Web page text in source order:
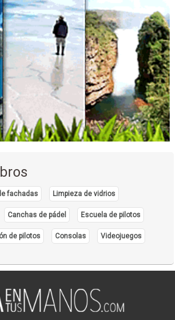
y Logística
Internacional
Puerta
Rápida
fachadas Limpieza de vidrios
Canchas de pádel Escuela de pilotos
de pilotos Consolas Videojuegos